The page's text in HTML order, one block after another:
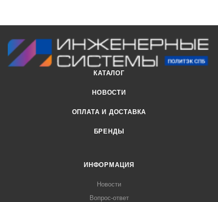
КАТАЛОГ
НОВОСТИ
ОПЛАТА И ДОСТАВКА
БРЕНДЫ
ИНФОРМАЦИЯ
Новости
Вопрос-ответ